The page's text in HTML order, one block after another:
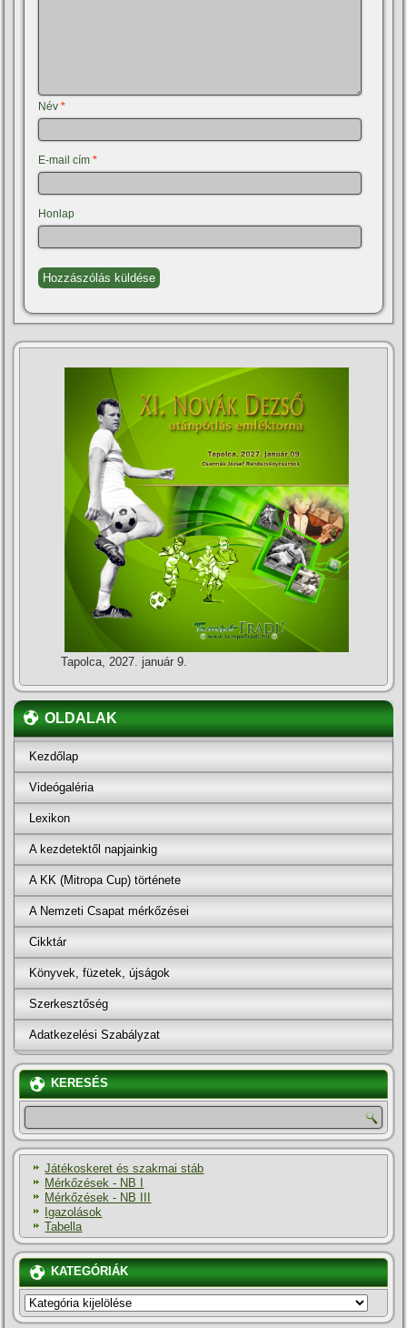
Név*
E-mail cím*
Honlap
Tapolca, 2027. január 9.
OLDALAK
Kezdőlap
Videógaléria
Lexikon
A kezdetektől napjainkig
A KK (Mitropa Cup) története
A Nemzeti Csapat mérkőzései
Cikktár
Könyvek, füzetek, újságok
Szerkesztőség
Adatkezelési Szabályzat
KERESÉS
Játékoskeret és szakmai stáb
Mérkőzések - NB I
Mérkőzések - NB III
Igazolások
Tabella
KATEGÓRIÁK
KATEGÓRIÁK